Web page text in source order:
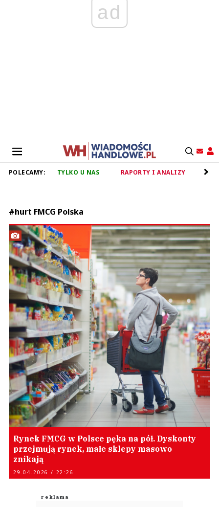
ad
POLECAMY: TYLKO U NAS RAPORTY I ANALIZY
#hurt FMCG Polska
Rynek FMCG w Polsce pęka na pół. Dyskonty
przejmują rynek, małe sklepy masowo
znikają
29.04.2026 / 22:26